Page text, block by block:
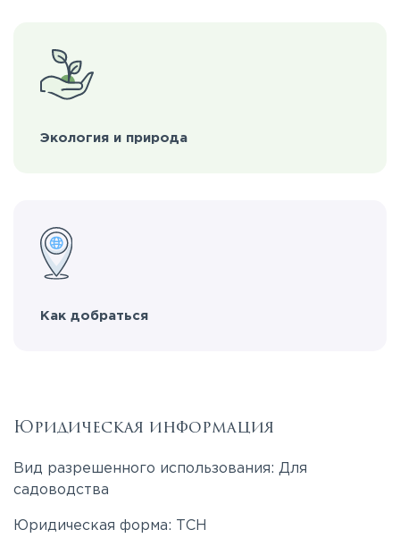
Экология и природа
Как добраться
Юридическая информация
Вид разрешенного использования: Для
садоводства
Юридическая форма: ТСН